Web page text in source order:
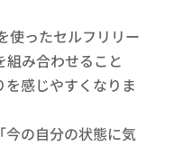
使ったセルフリリー
組み合わせること
感じやすくなりま
今の自分の状態に気